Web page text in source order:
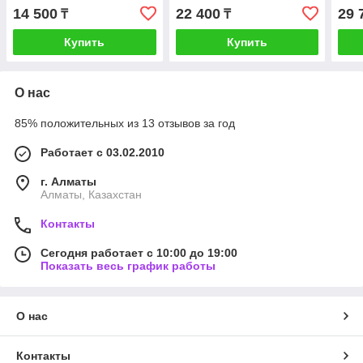
14 500 ₸
Купить
22 400₸
Купить
29
О нас
85% положительных из 13 отзывов за год
Работает с 03.02.2010
г. Алматы
Алматы, Казахстан
Контакты
Сегодня работает с 10:00 до 19:00
Показать весь график работы
О нас
Контакты